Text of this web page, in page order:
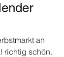
an
richtig schön.